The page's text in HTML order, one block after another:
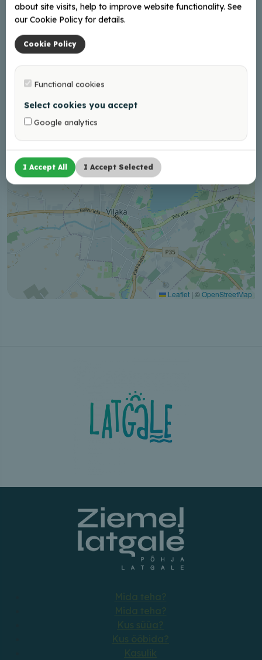
+
Leaflet | ©OpenStreetMap
Mida teha?
Mida teha?
Kus ööbida?
Kasulik
about site visits, help to improve website functionality. See
our Cookie Policy for details.
Cookie Policy
Functional cookies
Select cookies you accept
Google analytics
I Accept All I Accept Selected